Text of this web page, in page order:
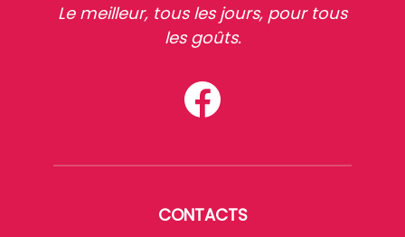
Le meilleur, tous les jours, pour tous
les goûts.
CONTACTS